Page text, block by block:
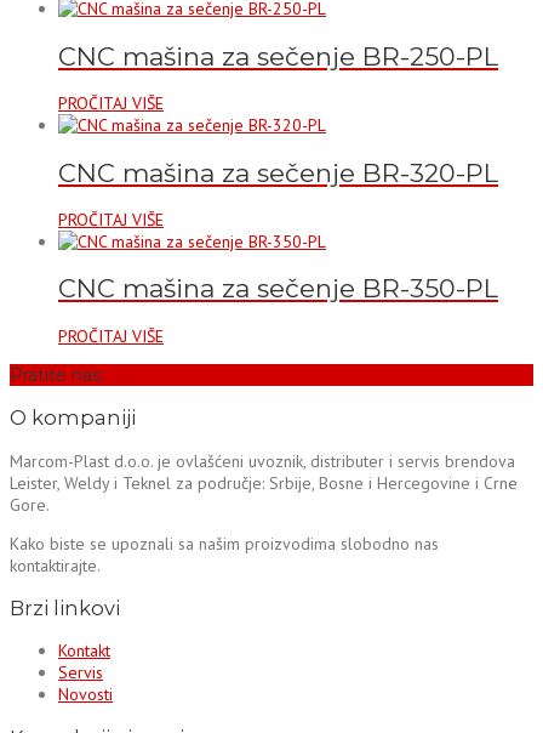
CNC mašina za sečenje BR-250-PL
PROČITAJ VIŠE
CNC mašina za sečenje BR-320-PL
PROČITAJ VIŠE
CNC mašina za sečenje BR-350-PL
PROČITAJ VIŠE
Pratite nas:
O kompaniji
Marcom-Plast d.o.o. je ovlašćeni uvoznik, distributer i servis brendova
Leister, Weldy i Teknel za područje: Srbije, Bosne i Hercegovine i Crne
Gore.
Kako biste se upoznali sa našim proizvodima slobodno nas
kontaktirajte.
Brzi linkovi
Kontakt
Servis
Novosti